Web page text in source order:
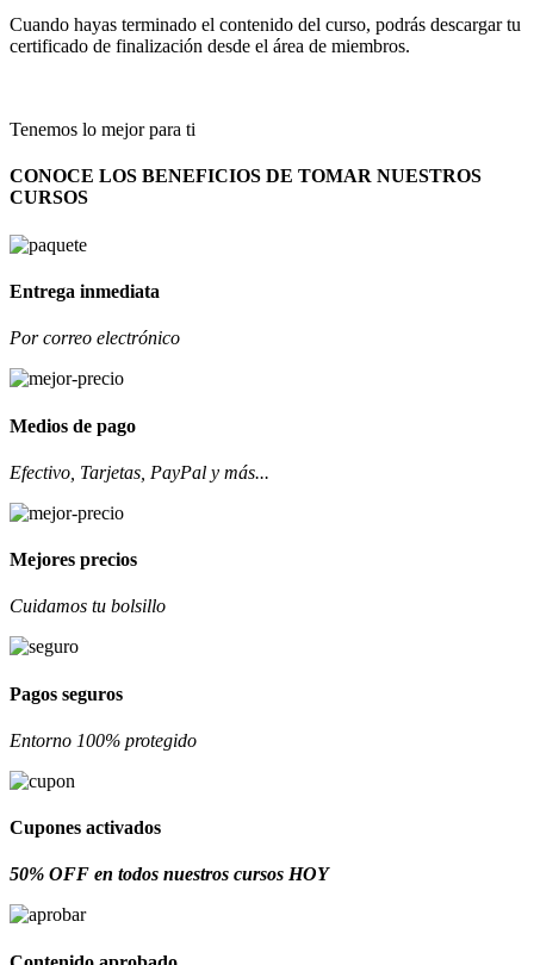
Cuando hayas terminado el contenido del curso, podrás descargar tu
certificado de finalización desde el área de miembros.
Tenemos lo mejor para ti
CONOCE LOS BENEFICIOS DE TOMAR NUESTROS
CURSOS
Entrega inmediata
Por correo electrónico
Medios de pago
Efectivo, Tarjetas, PayPal y más...
Mejores precios
Cuidamos tu bolsillo
Pagos seguros
Entorno 100% protegido
Cupones activados
50% OFF en todos nuestros cursos HOY